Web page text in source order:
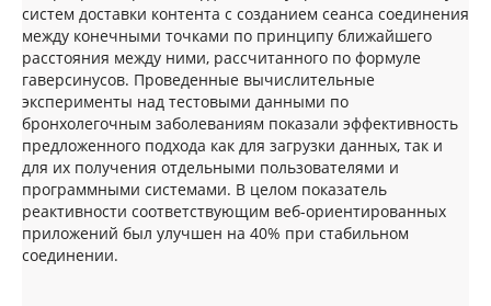
систем доставки контента с созданием сеанса соединения
между конечными точками по принципу ближайшего
расстояния между ними, рассчитанного по формуле
гаверсинусов. Проведенные вычислительные
эксперименты над тестовыми данными по
бронхолегочным заболеваниям показали эффективность
предложенного подхода как для загрузки данных, так и
для их получения отдельными пользователями и
программными системами. В целом показатель
реактивности соответствующим веб-ориентированных
приложений был улучшен на 40% при стабильном
соединении.